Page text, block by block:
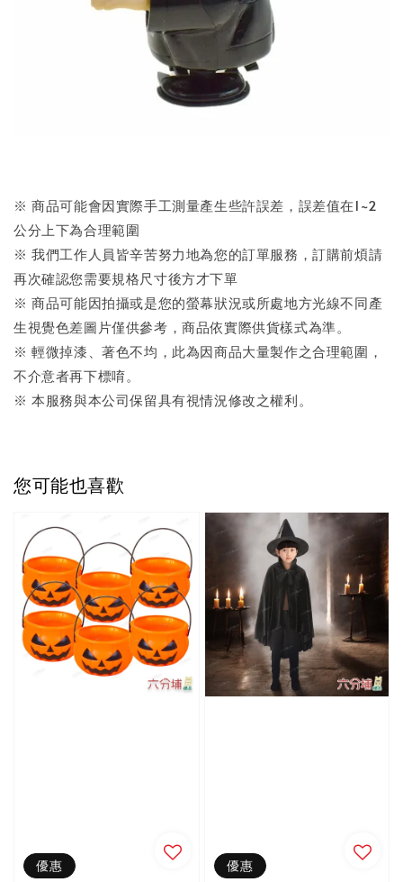
※ 商品可能會因實際手工測量產生些許誤差，誤差值在1~2
公分上下為合理範圍
※ 我們工作人員皆辛苦努力地為您的訂單服務，訂購前煩請
再次確認您需要規格尺寸後方才下單
※ 商品可能因拍攝或是您的螢幕狀況或所處地方光線不同產
生視覺色差圖片僅供參考，商品依實際供貨樣式為準。
※ 輕微掉漆、著色不均，此為因商品大量製作之合理範圍，
不介意者再下標唷。
※ 本服務與本公司保留具有視情況修改之權利。
您可能也喜歡
優惠 優惠